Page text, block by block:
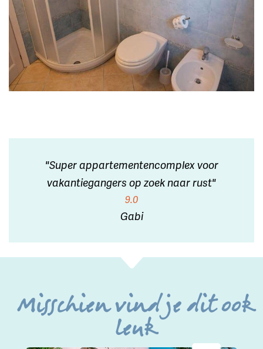
"Super appartementencomplex voor
vakantiegangers op zoek naar rust"
9.0
Gabi
Misschien vind je dit ook
leuk